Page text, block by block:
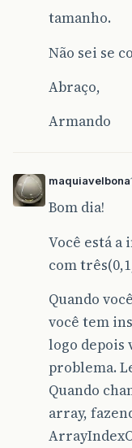
tamanho.
Não sei se
Abraço,
Armando
maquiavelbona
Bom dia!
Você está a
com
Quando
você tem
logo depois
problema.
Quando
array,